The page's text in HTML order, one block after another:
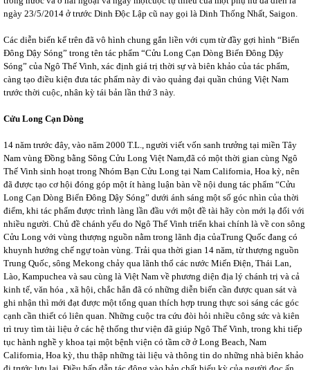
ngày 23/5/2014 ở trước Dinh Độc Lập cũ nay gọi là Dinh Thống Nhất, Saigon.
Các diễn biến kể trên đã vô hình chung gắn liền với cụm từ đầy gợi hình “Biển
Đông Dậy Sóng” trong tên tác phẩm “Cửu Long Cạn Dòng Biển Đông Dậy
Sóng” của Ngô Thế Vinh, xác định giá trị thời sự và biên khảo của tác phẩm,
càng tạo điều kiện đưa tác phẩm này đi vào quảng đại quần chúng Việt Nam
trước thời cuộc, nhân kỳ tái bản lần thứ 3 này.
Cửu Long Cạn Dòng
14 năm trước đây, vào năm 2000 T.L., người viết vốn sanh trưởng tại miền Tây
Nam vùng Đồng bằng Sông Cửu Long Việt Nam,đã có một thời gian cùng Ngô
Thế Vinh sinh hoạt trong Nhóm Bạn Cửu Long tại Nam California, Hoa kỳ, nên
đã được tạo cơ hội đóng góp một ít hàng luận bàn về nội dung tác phẩm “Cửu
Long Cạn Dòng Biển Đông Dậy Sóng” dưới ánh sáng một số góc nhìn của thời
điểm, khi tác phẩm được trình làng lần đầu với một đề tài hãy còn mới lạ đối với
nhiều người. Chủ đề chánh yếu do Ngô Thế Vinh triển khai chính là về con sông
Cửu Long với vùng thượng nguồn nằm trong lãnh địa củaTrung Quốc đang có
khuynh hướng chế ngự toàn vùng. Trải qua thời gian 14 năm, từ thượng nguồn
Trung Quốc, sông Mekong chảy qua lãnh thổ các nước Miến Điện, Thái Lan,
Lào, Kampuchea và sau cùng là Việt Nam về phương diện địa lý chánh trị và cả
kinh tế, văn hóa , xã hội, chắc hẳn đã có những diễn biến cần được quan sát và
ghi nhận thì mới đạt được một tổng quan thích hợp trung thực soi sáng các góc
cạnh cần thiết có liên quan. Những cuộc tra cứu đòi hỏi nhiều công sức và kiên
trì truy tìm tài liệu ở các hệ thống thư viện đã giúp Ngô Thế Vinh, trong khi tiếp
tục hành nghề y khoa tại một bệnh viện có tầm cỡ ở Long Beach, Nam
California, Hoa kỳ, thu thập những tài liệu và thông tin do những nhà biên khảo